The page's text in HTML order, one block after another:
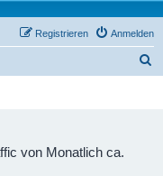
Anmelden
Registrieren
von Monatlich ca.